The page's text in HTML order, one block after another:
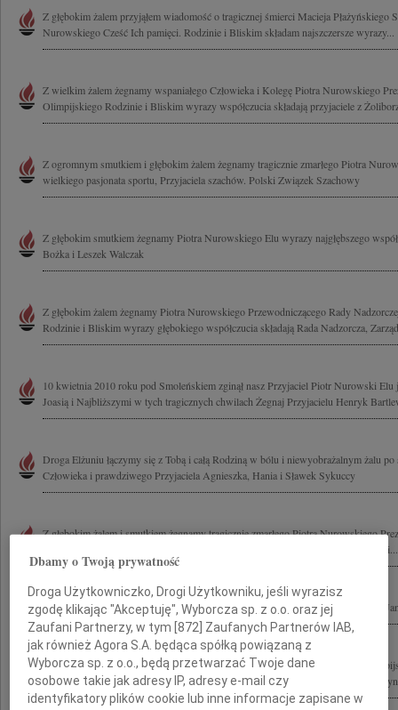
Z głębokim żalem przyjąłem wiadomość o tragicznej śmierci Macieja Płażyńskiego
Nurowskiego Cześć Ich pamięci. Rodzinie i Bliskim składam najszczersze wyrazy...
Z wielkim żalem żegnamy wspaniałego Człowieka i Kolegę Piotra Nurowskiego
Olimpijskiego Rodzinie i Bliskim wyrazy współczucia składają przyjaciele z
Z ogromnym smutkiem i głębokim żalem żegnamy tragicznie zmarłego Piotra
wielkiego pasjonata sportu, Przyjaciela szachów. Polski Związek Szachowy
Z głębokim smutkiem żegnamy Piotra Nurowskiego Elu wyrazy najgłębszego
Bożka i Leszek Walczak
Z głębokim żalem żegnamy Piotra Nurowskiego Przewodniczącego Rady
Rodzinie i Bliskim wyrazy głębokiego współczucia składają Rada Nadzorcza,
10 kwietnia 2010 roku pod Smoleńskiem zginął nasz Przyjaciel Piotr Nurowski Elu
Joasią i Najbliższymi w tych tragicznych chwilach Żegnaj Przyjacielu Henryk
Droga Elżuniu łączymy się z Tobą i całą Rodziną w bólu i niewyobrażalnym żalu po
Człowieka i prawdziwego Przyjaciela Agnieszka, Hania i Sławek Sykuccy
Z głębokim żalem i smutkiem żegnamy tragicznie zmarłego Piotra Nurowskiego
Rodzinie i Najbliższym wyrazy głębokiego współczucia składają Rada Nadzorcza i...
Rodzinie i Bliskim Piotra Nurowskiego wyrazy najgłębszego współczucia składa
Z wielkim żalem żegnamy Piotra Nurowskiego Prezesa Polskiego Komitetu
wyrazy współczucia składają Dyrektor i Pracownicy Centralnego Ośrodka
Dbamy o Twoją prywatność
Droga Użytkowniczko, Drogi Użytkowniku, jeśli wyrazisz
zgodę klikając "Akceptuję", Wyborcza sp. z o.o. oraz jej
Zaufani Partnerzy, w tym [872 ] Zaufanych Partnerów IAB,
jak również Agora S.A. będąca spółką powiązaną z
Wyborcza sp. z o.o., będą przetwarzać Twoje dane
osobowe takie jak adresy IP, adresy e-mail czy
identyfikatory plików cookie lub inne informacje zapisane w